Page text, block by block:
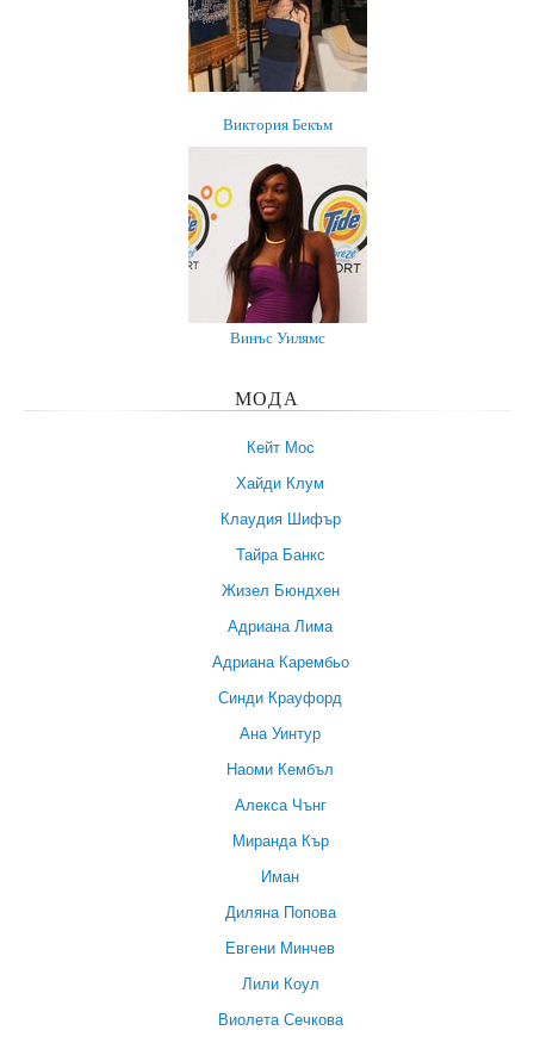
Виктория Бекъм
Винъс Уилямс
МОДА
Кейт Мос
Хайди Клум
Клаудия Шифър
Тайра Банкс
Жизел Бюндхен
Адриана Лима
Адриана Карембьо
Синди Крауфорд
Ана Уинтур
Наоми Кембъл
Алекса Чънг
Миранда Кър
Иман
Диляна Попова
Евгени Минчев
Лили Коул
Виолета Сечкова